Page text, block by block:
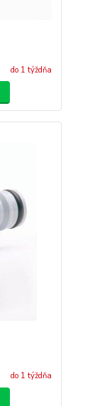
do 1 týždňa
do 1 týždňa